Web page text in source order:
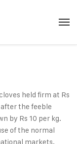
held firm at Rs
after the feeble
by Rs 10 per kg.
of the normal
markets.